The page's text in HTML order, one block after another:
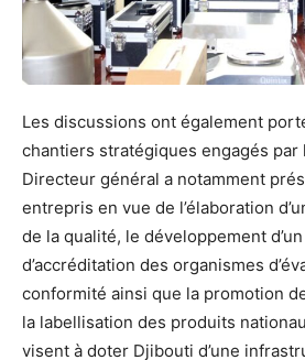
Les discussions ont également
chantiers stratégiques engagés par
Directeur général a notamment
entrepris en vue de l’élaboration
de la qualité, le développement
d’accréditation des organismes
conformité ainsi que la promotion
la labellisation des produits
visent à doter Djibouti d’une